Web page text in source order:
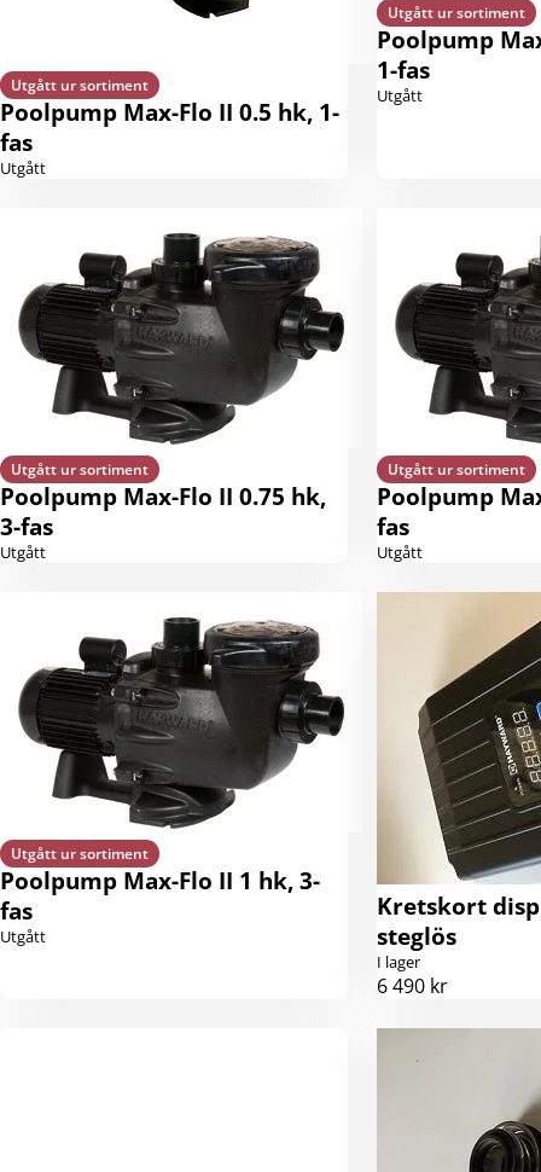
Utgått ur sortiment
Poolpump Max-Flo II 0.5 hk, 1-
fas
Utgått
Utgått ur sortiment
Poolpump
1-fas
Utgått
Utgått ur sortiment
Poolpump Max-Flo II 0.75 hk,
3-fas
Utgått
Utgått ur sortiment
Poolpump
fas
Utgått
Utgått ur sortiment
Poolpump Max-Flo II 1 hk, 3-
fas
Utgått
Kretskort
steglös
I lager
6 490 kr